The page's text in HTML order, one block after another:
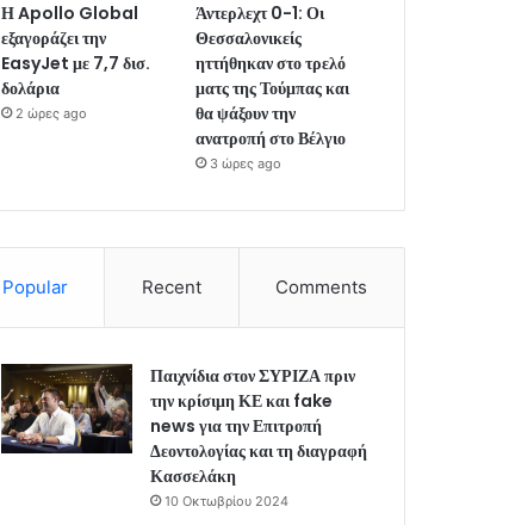
Η Apollo Global
εξαγοράζει την
EasyJet με 7,7 δισ.
δολάρια
2 ώρες ago
Άντερλεχτ 0-1: Οι
Θεσσαλονικείς
ηττήθηκαν στο τρελό
ματς της Τούμπας και
θα ψάξουν την
ανατροπή στο Βέλγιο
3 ώρες ago
Popular Recent Comments
Παιχνίδια στον ΣΥΡΙΖΑ πριν
την κρίσιμη ΚΕ και fake
news για την Επιτροπή
Δεοντολογίας και τη διαγραφή
Κασσελάκη
10 Οκτωβρίου 2024